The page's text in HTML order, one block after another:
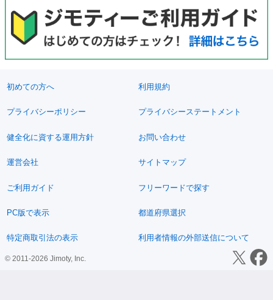
初めての方へ 利用規約
プライバシーポリシー プライバシーステートメント
健全化に資する運用方針 お問い合わせ
運営会社 サイトマップ
ご利用ガイド フリーワードで探す
PC版で表示 都道府県選択
特定商取引法の表示 利用者情報の外部送信について
© 2011-2026 Jimoty, Inc.